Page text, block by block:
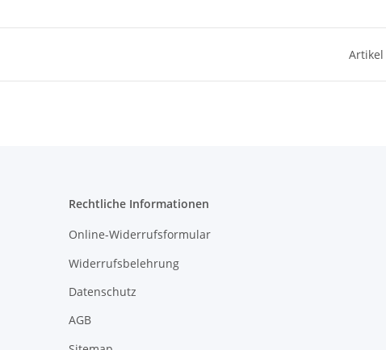
Artikel
Rechtliche Informationen
Online-Widerrufsformular
Widerrufsbelehrung
Datenschutz
AGB